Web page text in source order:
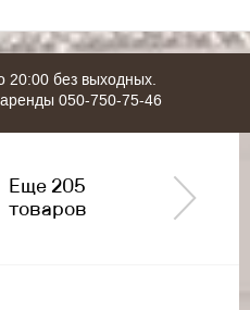
20:00 без выходных.
050-750-75-46
Еще 205
товаров